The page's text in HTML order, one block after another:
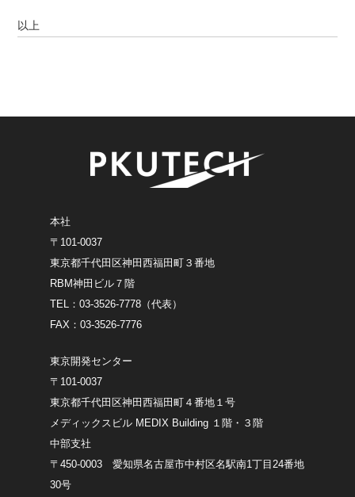
以上
本社
〒101-0037
東京都千代田区神田西福田町３番地
RBM神田ビル７階
TEL：03-3526-7778（代表）
FAX：03-3526-7776
東京開発センター
〒101-0037
東京都千代田区神田西福田町４番地１号
メディックスビル MEDIX Building １階・３階
中部支社
〒450-0003 愛知県名古屋市中村区名駅南1丁目24番地
30号